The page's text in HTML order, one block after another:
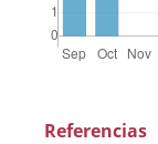
Referencias